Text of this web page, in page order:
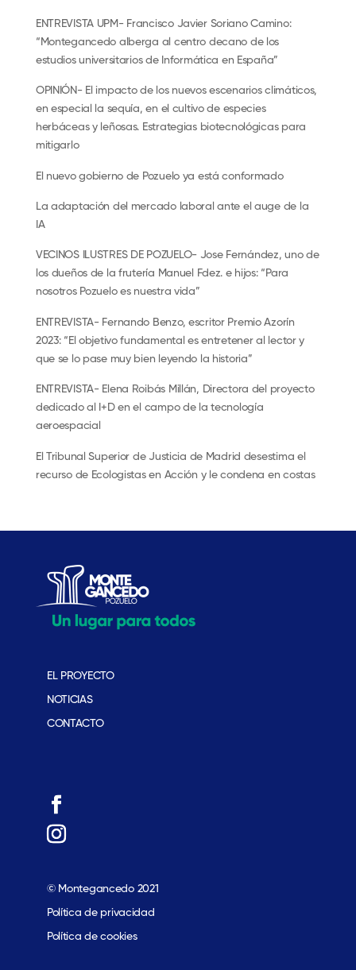
ENTREVISTA UPM- Francisco Javier Soriano Camino:
“Montegancedo alberga al centro decano de los
estudios universitarios de Informática en España”
OPINIÓN- El impacto de los nuevos escenarios climáticos,
en especial la sequía, en el cultivo de especies
herbáceas y leñosas. Estrategias biotecnológicas para
mitigarlo
El nuevo gobierno de Pozuelo ya está conformado
La adaptación del mercado laboral ante el auge de la
IA
VECINOS ILUSTRES DE POZUELO- Jose Fernández, uno de
los dueños de la frutería Manuel Fdez. e hijos: “Para
nosotros Pozuelo es nuestra vida”
ENTREVISTA- Fernando Benzo, escritor Premio Azorín
2023: “El objetivo fundamental es entretener al lector y
que se lo pase muy bien leyendo la historia”
ENTREVISTA- Elena Roibás Millán, Directora del proyecto
dedicado al I+D en el campo de la tecnología
aeroespacial
El Tribunal Superior de Justicia de Madrid desestima el
recurso de Ecologistas en Acción y le condena en costas
EL PROYECTO
NOTICIAS
CONTACTO
© Montegancedo 2021
Política de privacidad
Política de cookies